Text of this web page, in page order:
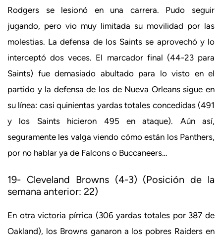
Rodgers se lesionó en una carrera. Pudo seguir
jugando, pero vio muy limitada su movilidad por las
molestias. La defensa de los Saints se aprovechó y lo
interceptó dos veces. El marcador final (44-23 para
Saints) fue demasiado abultado para lo visto en el
partido y la defensa de los de Nueva Orleans sigue en
su línea: casi quinientas yardas totales concedidas (491
y los Saints hicieron 495 en ataque). Aún así,
seguramente les valga viendo cómo están los Panthers,
por no hablar ya de Falcons o Buccaneers…
19- Cleveland Browns (4-3) (Posición de la
semana anterior: 22)
En otra victoria pírrica (306 yardas totales por 387 de
Oakland), los Browns ganaron a los pobres Raiders en